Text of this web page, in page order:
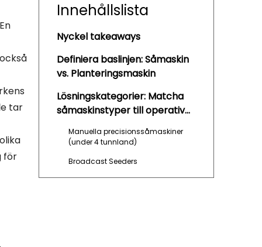
tar
för
Innehållslista
Nyckel takeaways
Definiera baslinjen: Såmaskin
vs. Planteringsmaskin
Lösningskategorier: Matcha
såmaskinstyper till operativ
Manuella precisionssåmaskiner
(under 4 tunnland)
Broadcast Seeders
Såmaskiner och såmaskiner för